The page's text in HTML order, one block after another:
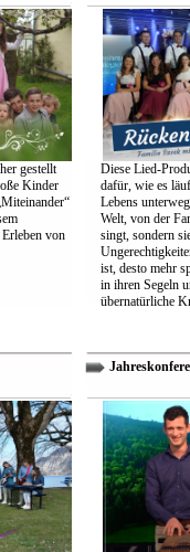
gestellt
Kinder
von
Diese Lied-
dafür, wie es
Lebens
Welt, von der
singt, sondern
ist, desto mehr
in ihren Segeln
übernatürliche